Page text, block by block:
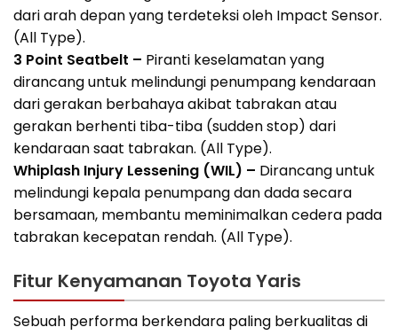
dari arah depan yang terdeteksi oleh Impact Sensor.
(All Type).
3 Point Seatbelt – Piranti keselamatan yang
dirancang untuk melindungi penumpang kendaraan
dari gerakan berbahaya akibat tabrakan atau
gerakan berhenti tiba-tiba (sudden stop) dari
kendaraan saat tabrakan. (All Type).
Whiplash Injury Lessening (WIL) – Dirancang untuk
melindungi kepala penumpang dan dada secara
bersamaan, membantu meminimalkan cedera pada
tabrakan kecepatan rendah. (All Type).
Fitur Kenyamanan Toyota Yaris
Sebuah performa berkendara paling berkualitas di